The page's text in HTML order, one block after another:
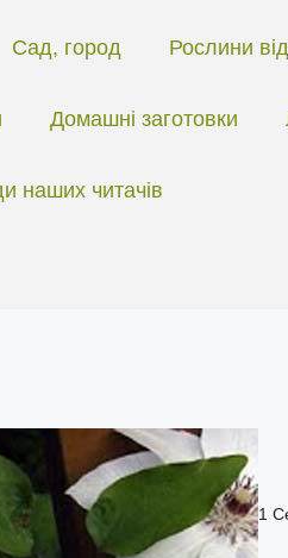
Сад, город Рослини
Домашні заготовки
наших читачів
1